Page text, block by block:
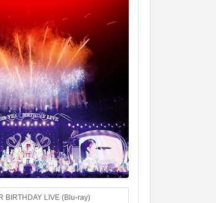
BIRTHDAY LIVE (Blu-ray)